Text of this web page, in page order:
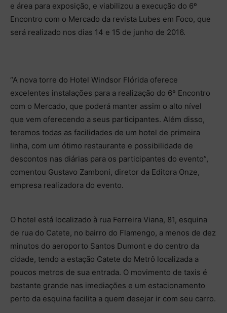
e área para exposição, e viabilizou a execução do 6º
Encontro com o Mercado da revista Lubes em Foco, que
será realizado nos dias 14 e 15 de junho de 2016.
“A nova torre do Hotel Windsor Flórida oferece
excelentes instalações para a realização do 6º Encontro
com o Mercado, que poderá manter assim o alto nível
que vem oferecendo a seus participantes. Além disso,
teremos todas as facilidades de um hotel de primeira
linha, com um ótimo restaurante e possibilidade de
descontos nas diárias para os participantes do evento”,
comentou Gustavo Zamboni, diretor da Editora Onze,
empresa realizadora do evento.
O hotel está localizado à rua Ferreira Viana, 81, esquina
de rua do Catete, no bairro do Flamengo, a menos de dez
minutos do aeroporto Santos Dumont e do centro da
cidade, tendo a estação Catete do Metrô localizada a
poucos metros de sua entrada. O movimento de taxis é
bastante grande nas imediações e um estacionamento
perto da esquina facilita a quem desejar ir com seu carro.